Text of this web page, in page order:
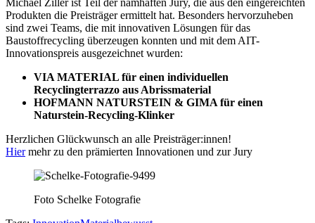
Produkten die Preisträger ermittelt hat. Besonders hervorzuheben
sind zwei Teams, die mit innovativen Lösungen für das
Baustoffrecycling überzeugen konnten und mit dem AIT-
Innovationspreis ausgezeichnet wurden:
VIA MATERIAL für einen individuellen
Recyclingterrazzo aus Abrissmaterial
HOFMANN NATURSTEIN & GIMA für einen
Naturstein-Recycling-Klinker
Herzlichen Glückwunsch an alle Preisträger:innen!
Hiermehr zu den prämierten Innovationen und zur Jury
Foto Schelke Fotografie